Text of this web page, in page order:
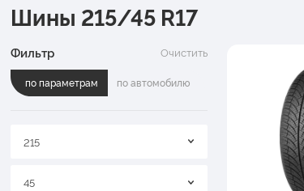
Шины 215/45 R17
Фильтр Очистить
по параметрам по автомобилю
215
45